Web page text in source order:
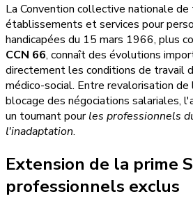
La Convention collective nationale de
établissements et services pour
handicapées du 15 mars 1966, plus
CCN 66, connaît des évolutions
directement les conditions de travail
médico-social. Entre revalorisation de
blocage des négociations salariales,
un tournant pourles professionnels
l'inadaptation.
Extension de la prime
professionnels exclus